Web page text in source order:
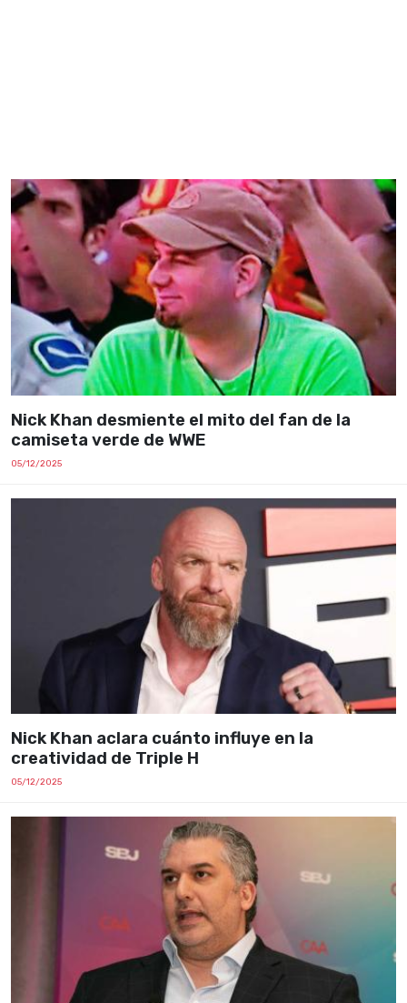
Nick Khan desmiente el mito del fan de la
camiseta verde de WWE
05/12/2025
Nick Khan aclara cuánto influye en la
creatividad de Triple H
05/12/2025